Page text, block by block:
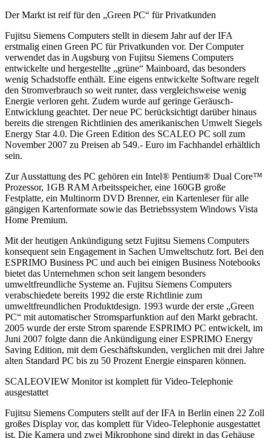
Der Markt ist reif für den „Green PC“ für Privatkunden
Fujitsu Siemens Computers stellt in diesem Jahr auf der IFA
erstmalig einen Green PC für Privatkunden vor. Der Computer
verwendet das in Augsburg von Fujitsu Siemens Computers
entwickelte und hergestellte „grüne“ Mainboard, das besonders
wenig Schadstoffe enthält. Eine eigens entwickelte Software regelt
den Stromverbrauch so weit runter, dass vergleichsweise wenig
Energie verloren geht. Zudem wurde auf geringe Geräusch-
Entwicklung geachtet. Der neue PC berücksichtigt darüber hinaus
bereits die strengen Richtlinien des amerikanischen Umwelt Siegels
Energy Star 4.0. Die Green Edition des SCALEO PC soll zum
November 2007 zu Preisen ab 549.- Euro im Fachhandel erhältlich
sein.
Zur Ausstattung des PC gehören ein Intel® Pentium® Dual Core™
Prozessor, 1GB RAM Arbeitsspeicher, eine 160GB große
Festplatte, ein Multinorm DVD Brenner, ein Kartenleser für alle
gängigen Kartenformate sowie das Betriebssystem Windows Vista
Home Premium.
Mit der heutigen Ankündigung setzt Fujitsu Siemens Computers
konsequent sein Engagement in Sachen Umweltschutz fort. Bei den
ESPRIMO Business PC und auch bei einigen Business Notebooks
bietet das Unternehmen schon seit langem besonders
umweltfreundliche Systeme an. Fujitsu Siemens Computers
verabschiedete bereits 1992 die erste Richtlinie zum
umweltfreundlichen Produktdesign. 1993 wurde der erste „Green
PC“ mit automatischer Stromsparfunktion auf den Markt gebracht.
2005 wurde der erste Strom sparende ESPRIMO PC entwickelt, im
Juni 2007 folgte dann die Ankündigung einer ESPRIMO Energy
Saving Edition, mit dem Geschäftskunden, verglichen mit drei Jahre
alten Standard PC bis zu 50 Prozent Energie einsparen können.
SCALEOVIEW Monitor ist komplett für Video-Telephonie
ausgestattet
Fujitsu Siemens Computers stellt auf der IFA in Berlin einen 22 Zoll
großes Display vor, das komplett für Video-Telephonie ausgestattet
ist. Die Kamera und zwei Mikrophone sind direkt in das Gehäuse